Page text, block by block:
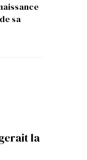
sa
la